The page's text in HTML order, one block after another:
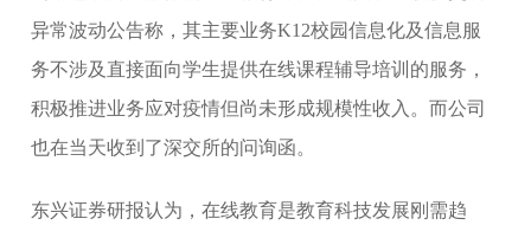
异常波动公告称，其主要业务K12校园信息化及信息服
务不涉及直接面向学生提供在线课程辅导培训的服务，
积极推进业务应对疫情但尚未形成规模性收入。而公司
也在当天收到了深交所的问询函。
东兴证券研报认为，在线教育是教育科技发展刚需趋